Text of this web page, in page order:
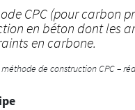
CPC (pour carbon
en béton dont les
en carbone.
méthode de construction CPC –